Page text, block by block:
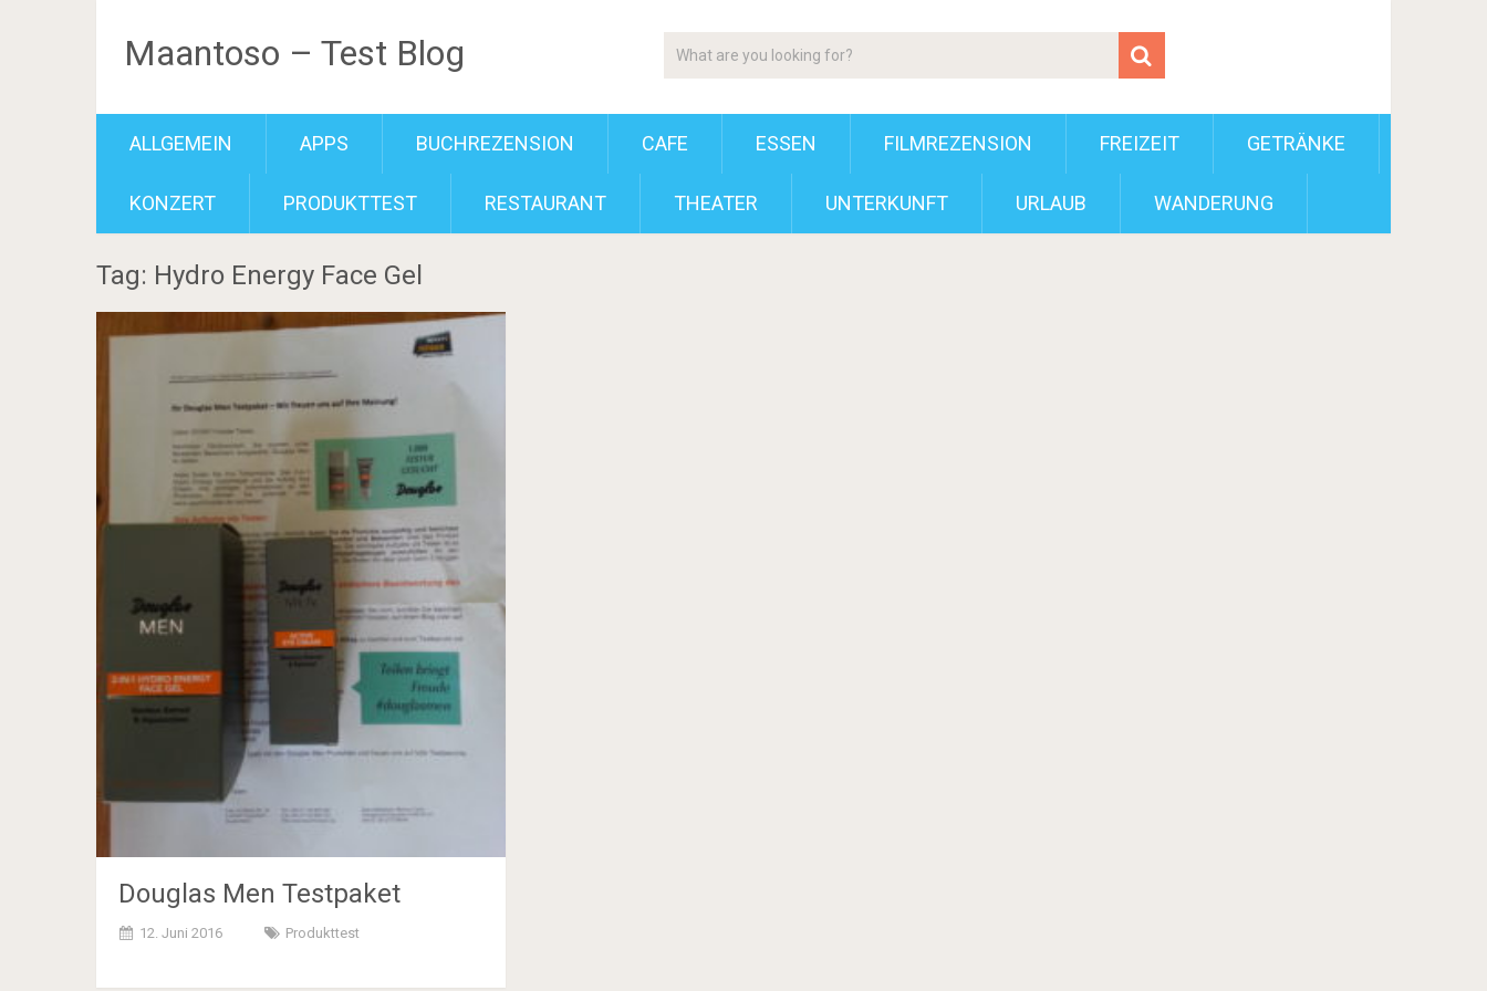
Maantoso – Test Blog
ALLGEMEIN APPS BUCHREZENSION CAFE ESSEN FILMREZENSION FREIZEIT GETRÄNKE
KONZERT PRODUKTTEST RESTAURANT THEATER UNTERKUNFT URLAUB WANDERUNG
Tag: Hydro Energy Face Gel
Douglas Men Testpaket
12. Juni 2016 Produkttest